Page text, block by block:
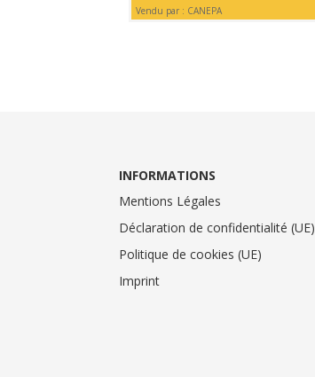
Vendu par : CANEPA
INFORMATIONS
Mentions Légales
Déclaration de confidentialité (UE)
Politique de cookies (UE)
Imprint